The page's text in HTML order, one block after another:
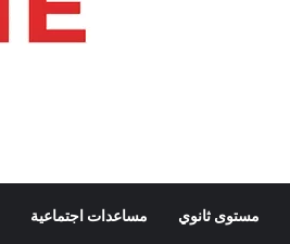
مساعدات اجتماعية مستوى ثانوي